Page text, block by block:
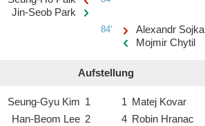
Jin-Seob Park
84'
Alexandr Sojka
Mojmir Chytil
Aufstellung
Seung-Gyu Kim 1 1 Matej Kovar
Han-Beom Lee 2 4 Robin Hranac